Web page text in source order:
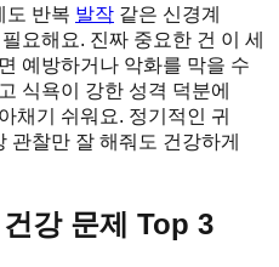
도 반복 발작 같은 신경계
요해요. 진짜 중요한 건 이 세
예방하거나 악화를 막을 수
식욕이 강한 성격 덕분에
채기 쉬워요. 정기적인 귀
관찰만 잘 해줘도 건강하게
강 문제 Top 3